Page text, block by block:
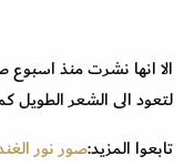
الا انها نشرت منذ اسبوع
لتعود الى الشعر الطويل
تابعوا المزيد:صور نور